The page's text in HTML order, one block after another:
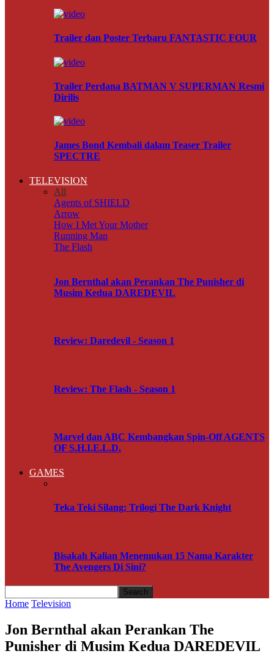
Trailer dan Poster Terbaru FANTASTIC FOUR
Trailer Perdana BATMAN V SUPERMAN Resmi
Dirilis
James Bond Kembali dalam Teaser Trailer
SPECTRE
TELEVISION
All
Agents of SHIELD
Arrow
How I Met Your Mother
Running Man
The Flash
Jon Bernthal akan Perankan The Punisher di
Musim Kedua DAREDEVIL
Review: Daredevil - Season 1
Review: The Flash - Season 1
Marvel dan ABC Kembangkan Spin-Off AGENTS
OF S.H.I.E.L.D.
GAMES
Teka Teki Silang: Trilogi The Dark Knight
Bisakah Kalian Menemukan 15 Nama Karakter
The Avengers Di Sini?
Home Television
Jon Bernthal akan Perankan The
Punisher di Musim Kedua DAREDEVIL